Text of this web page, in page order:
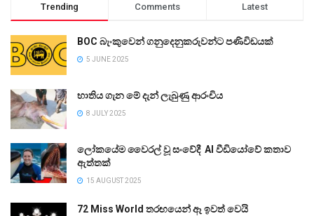
Trending Comments Latest
BOC බැංකුවෙන් ගනුදෙනුකරුවන්ට පණිවිඩයක්
5 JUNE 2025
භාතිය ගැන මේ දැන් ලැබුණු ආරංචිය
8 JULY 2025
ලෝකයේම වෛරල් වූ සංවේදී AI වීඩියෝවේ කතාව
ඇත්තක්
15 AUGUST 2025
72 Miss World තරඟයෙන් ඈ ඉවත් වෙයි